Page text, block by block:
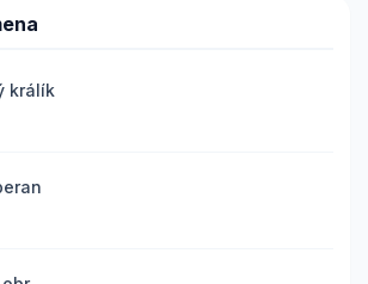
králík